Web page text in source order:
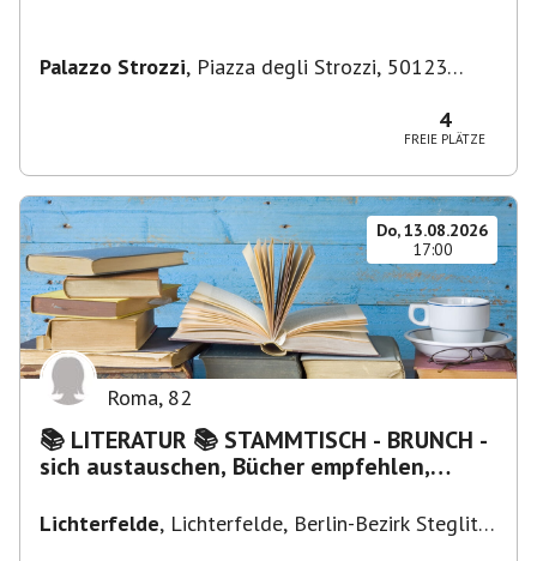
Palazzo Strozzi, Piazza degli Strozzi, 50123
4
FREIE PLÄTZE
Do, 13.08.2026
17:00
Roma, 82
📚 LITERATUR 📚 STAMMTISCH - BRUNCH -
sich austauschen, Bücher empfehlen,
Lichterfelde, Lichterfelde, Berlin-Bezirk Steglitz-